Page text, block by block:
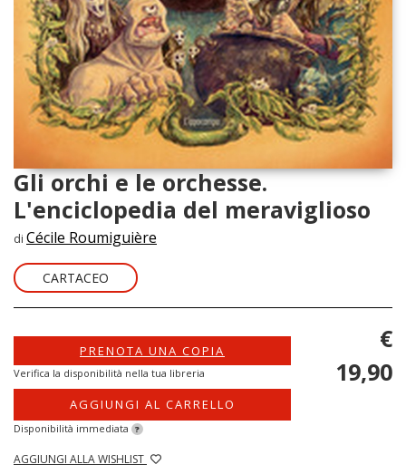
Gli orchi e le orchesse.
L'enciclopedia del meraviglioso
di Cécile Roumiguière
CARTACEO
PRENOTA UNA COPIA
Verifica la disponibilità nella tua libreria
AGGIUNGI AL CARRELLO
Disponibilità immediata ?
AGGIUNGI ALLA WISHLIST
€
19,90